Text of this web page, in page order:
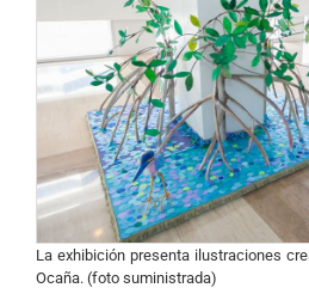
La exhibición presenta ilustraciones
Ocaña. (foto suministrada)